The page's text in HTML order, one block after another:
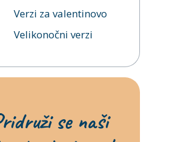
Verzi za valentinovo
Velikonočni verzi
se naši